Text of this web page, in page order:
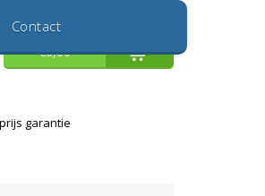
Inloggen
€0,00
Contact
garantie